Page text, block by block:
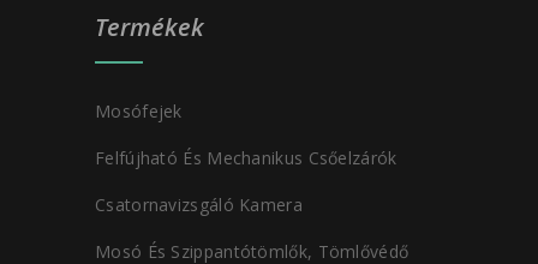
Termékek
Mosófejek
Felfújható És Mechanikus Csőelzárók
Csatornavizsgáló Kamera
Mosó És Szippantótömlők, Tömlővédő